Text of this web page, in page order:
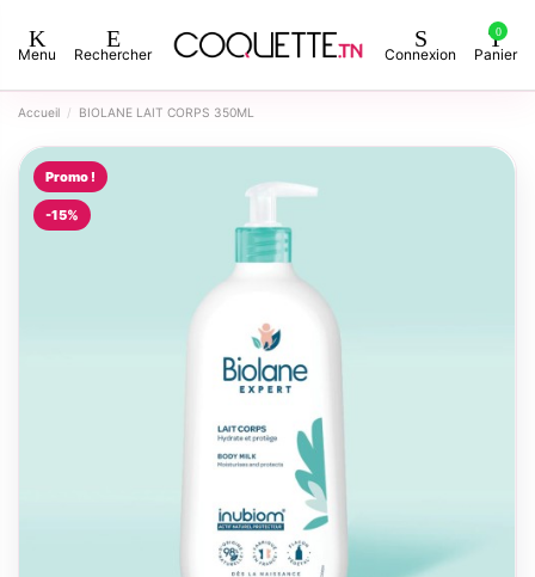
Menu Rechercher Connexion
0
Panier
Accueil BIOLANE LAIT CORPS 350ML
Promo !
-15%